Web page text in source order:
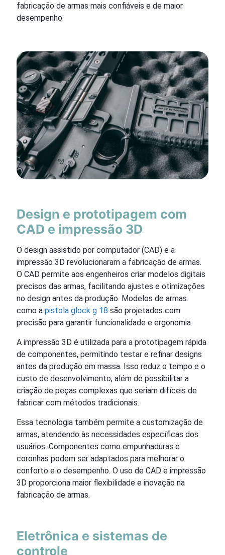
fabricação de armas mais confiáveis e de maior
desempenho.
Design e prototipagem com
CAD e impressão 3D
O design assistido por computador (CAD) e a
impressão 3D revolucionaram a fabricação de armas.
O CAD permite aos engenheiros criar modelos digitais
precisos das armas, facilitando ajustes e otimizações
no design antes da produção. Modelos de armas
como a pistola glock g 18 são projetados com
precisão para garantir funcionalidade e ergonomia.
A impressão 3D é utilizada para a prototipagem rápida
de componentes, permitindo testar e refinar designs
antes da produção em massa. Isso reduz o tempo e o
custo de desenvolvimento, além de possibilitar a
criação de peças complexas que seriam difíceis de
fabricar com métodos tradicionais.
Essa tecnologia também permite a customização de
armas, atendendo às necessidades específicas dos
usuários. Componentes como empunhaduras e
coronhas podem ser adaptados para melhorar o
conforto e o desempenho. O uso de CAD e impressão
3D proporciona maior flexibilidade e inovação na
fabricação de armas.
Eletrônica e sistemas de
controle